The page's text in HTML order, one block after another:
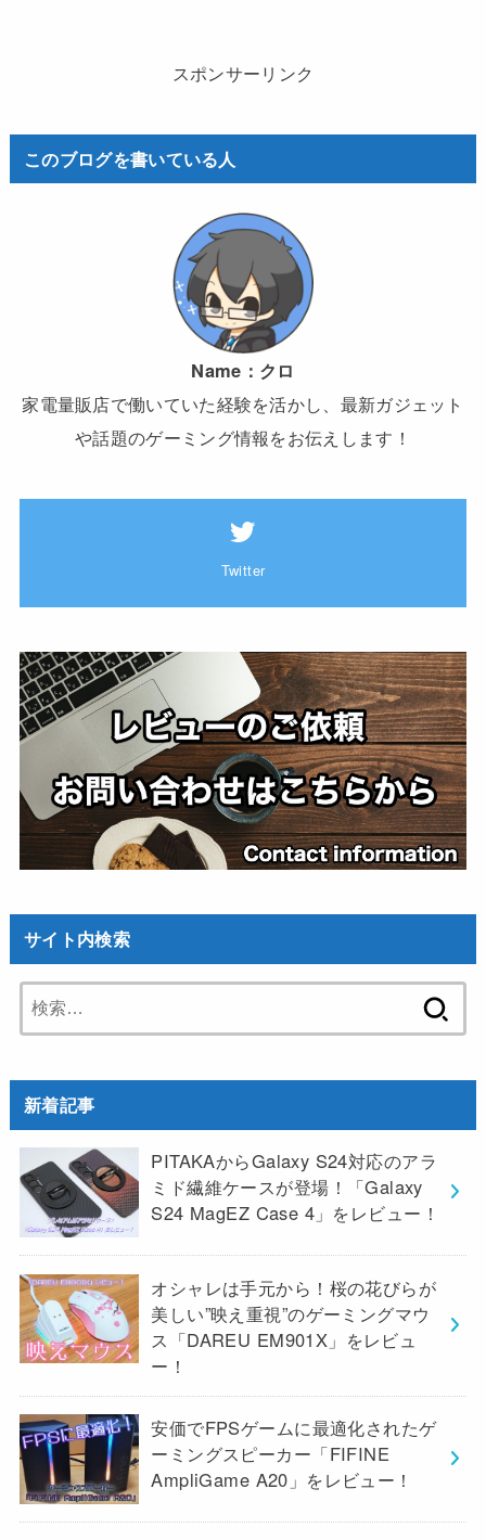
スポンサーリンク
このブログを書いている人
Name： クロ
家電量販店で働いていた経験を活かし、最新ガジェット
や話題のゲーミング情報をお伝えします！
Twitter
サイト内検索
索:
新着記事
PITAKAからGalaxy S24対応のアラ
ミド繊維ケースが登場！「Galaxy
S24 MagEZ Case 4」をレビュー！
オシャレは手元から！桜の花びらが
美しい”映え重視”のゲーミングマウ
ス「DAREU EM901X」をレビュ
ー！
安価でFPSゲームに最適化されたゲ
ーミングスピーカー「FIFINE
AmpliGame A20」をレビュー！